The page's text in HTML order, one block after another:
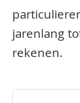
jarenlang
rekenen.